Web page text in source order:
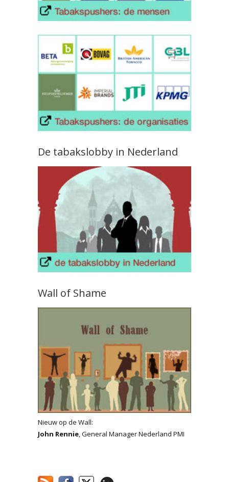
De tabakslobby in Nederland
Wall of Shame
Nieuw op de Wall:
John Rennie, General Manager Nederland PMI